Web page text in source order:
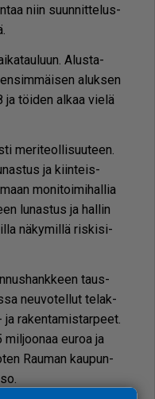
niin suun­nit­te­lus­
Alus­ta­
aluk­sen
ja töi­den al­kaa vie­lä
me­ri­te­ol­li­suu­teen.
ja kiin­teis­
mo­ni­toi­mi­hal­lia
lu­nas­tus ja hal­lin
nä­ky­mil­lä ris­ki­si­
taus­
neu­vo­tel­lut te­lak­
ra­ken­ta­mis­tar­peet.
eu­roa ja
Rau­man kau­pun­